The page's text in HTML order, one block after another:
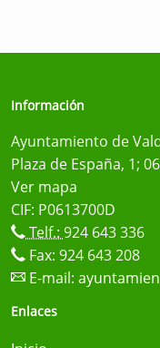
Información
Ayuntamiento de
Plaza de España, 1;
Ver mapa
CIF: P0613700D
Telf.: 924 643 336
Fax: 924 643 208
E-mail:
Enlaces